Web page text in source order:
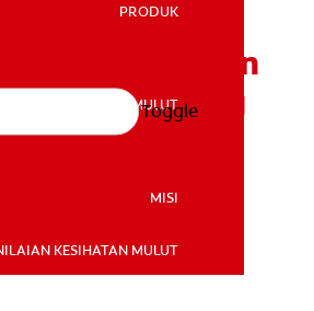
PRODUK
KESIHATAN MULUT
MISI
KESIHATAN MULUT
Toggle
Rasa Ngilu dan
Penyakit Yang
Sakit Gigi